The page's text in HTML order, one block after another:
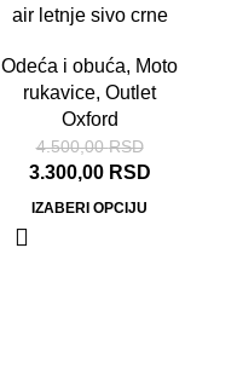
air letnje sivo crne
Odeća i obuća, Moto
rukavice, Outlet
Oxford
4.500,00RSD
3.300,00 RSD
IZABERI OPCIJU